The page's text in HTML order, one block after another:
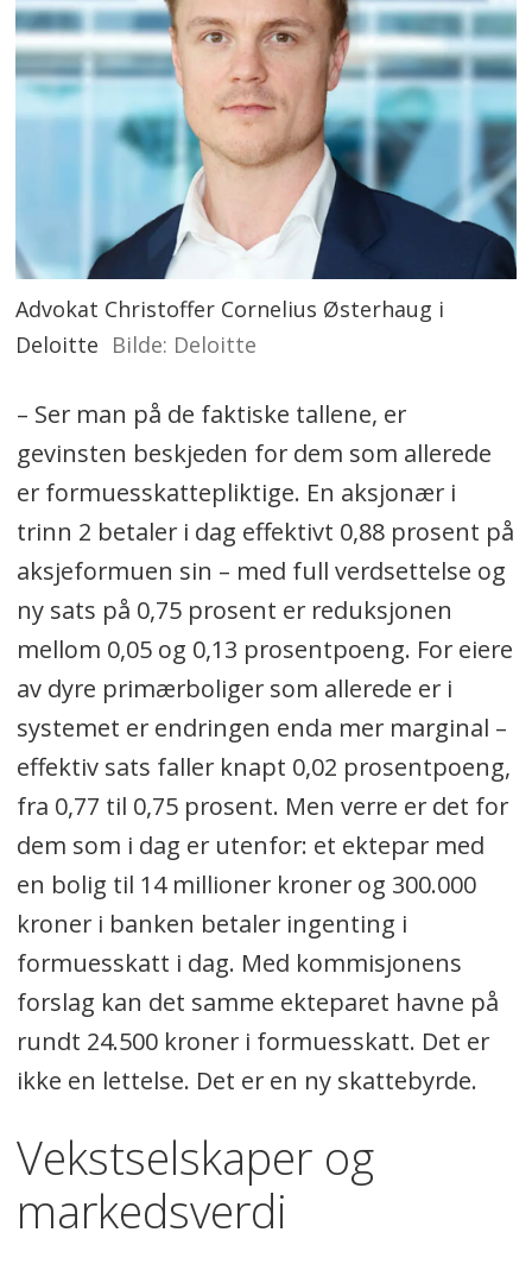
Advokat Christoffer Cornelius Østerhaug i
Deloitte
Deloitte
– Ser man på de faktiske tallene, er
gevinsten beskjeden for dem som allerede
er formuesskattepliktige. En aksjonær i
trinn 2 betaler i dag effektivt 0,88 prosent på
aksjeformuen sin – med full verdsettelse og
ny sats på 0,75 prosent er reduksjonen
mellom 0,05 og 0,13 prosentpoeng. For eiere
av dyre primærboliger som allerede er i
systemet er endringen enda mer marginal –
effektiv sats faller knapt 0,02 prosentpoeng,
fra 0,77 til 0,75 prosent. Men verre er det for
dem som i dag er utenfor: et ektepar med
en bolig til 14 millioner kroner og 300.000
kroner i banken betaler ingenting i
formuesskatt i dag. Med kommisjonens
forslag kan det samme ekteparet havne på
rundt 24.500 kroner i formuesskatt. Det er
ikke en lettelse. Det er en ny skattebyrde.
Vekstselskaper og
markedsverdi